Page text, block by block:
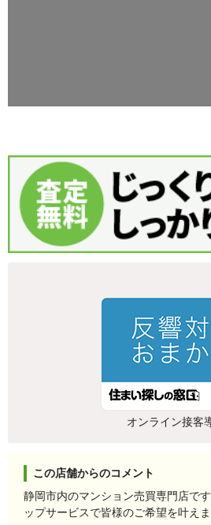
オンライン接客
この店舗からのコメント
静岡市内のマンション売買専門店で
ップサービスで皆様のご希望を叶え